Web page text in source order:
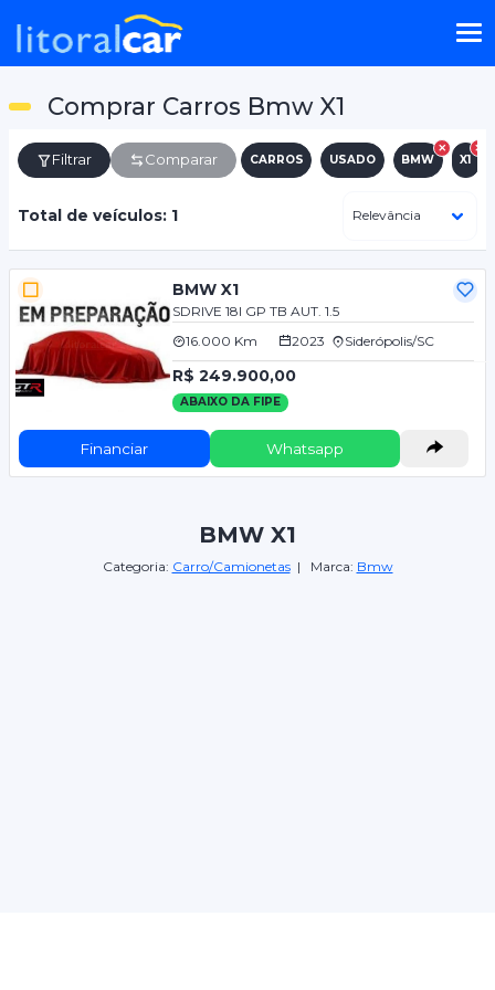
Comprar Carros Bmw X1
Filtrar Comparar CARROS USADO BMW X1
Total de veículos: 1
BMW X1
SDRIVE 18I GP TB AUT. 1.5
16.000 Km
2023 Siderópolis/SC
R$ 249.900,00
ABAIXO DA FIPE
Financiar Whatsapp
BMW X1
Categoria: Carro/Camionetas| Marca: Bmw